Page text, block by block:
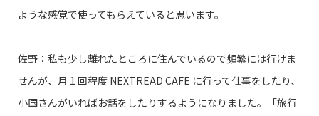
ような感覚で使ってもらえていると思います。
佐野：私も少し離れたところに住んでいるので頻繁には行けま
せんが、月 1 回程度 NEXTREAD CAFE に行って仕事をしたり、
小国さんがいればお話をしたりするようになりました。「旅行